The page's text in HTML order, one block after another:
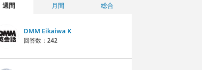
週間 月間 総合
DMM Eikaiwa K
回答数： 242